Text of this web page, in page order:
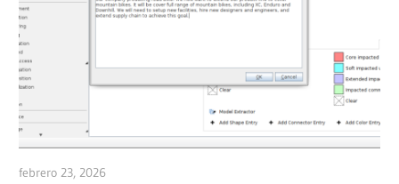
febrero 23, 2026